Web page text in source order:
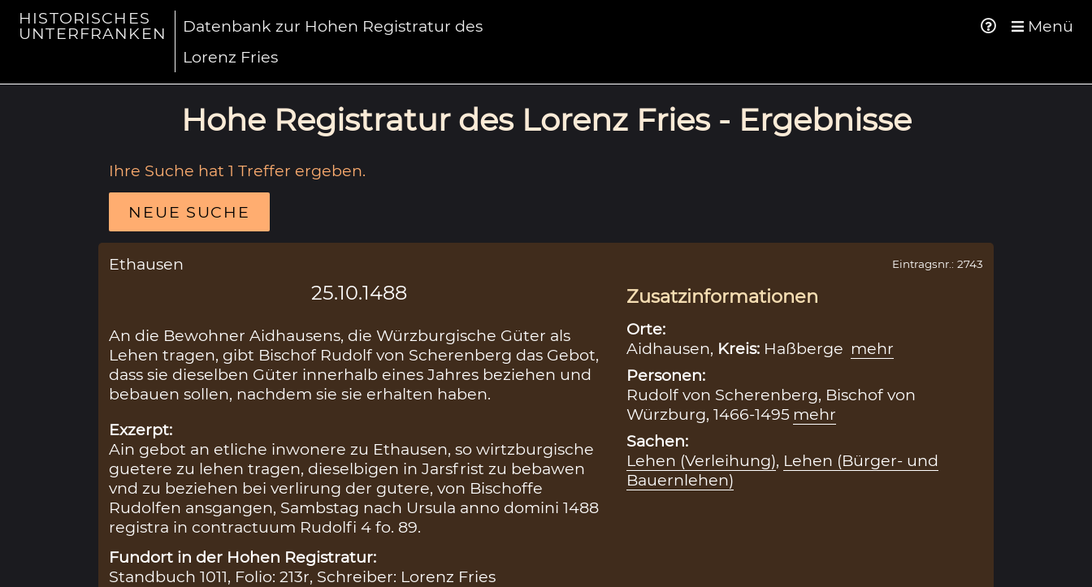
HISTORISCHES
UNTERFRANKEN
Datenbank zur Hohen Registratur des
Lorenz Fries
Menü
Hohe Registratur des Lorenz Fries - Ergebnisse
Ihre Suche hat 1 Treffer ergeben.
NEUE SUCHE
Ethausen
25.10.1488
An die Bewohner Aidhausens, die Würzburgische Güter als
Lehen tragen, gibt Bischof Rudolf von Scherenberg das Gebot,
dass sie dieselben Güter innerhalb eines Jahres beziehen und
bebauen sollen, nachdem sie sie erhalten haben.
Exzerpt:
Ain gebot an etliche inwonere zu Ethausen, so wirtzburgische
guetere zu lehen tragen, dieselbigen in Jarsfrist zu bebawen
vnd zu beziehen bei verlirung der gutere, von Bischoffe
Rudolfen ansgangen, Sambstag nach Ursula anno domini 1488
registra in contractuum Rudolfi 4 fo. 89.
Fundort in der Hohen Registratur:
Standbuch 1011, Folio: 213r, Schreiber: Lorenz Fries
Eintragsnr.: 2743
Zusatzinformationen
Orte:
Aidhausen, Kreis: Haßberge mehr
Personen:
Rudolf von Scherenberg, Bischof von
Würzburg, 1466-1495 mehr
Sachen:
Lehen (Verleihung), Lehen (Bürger- und
Bauernlehen)